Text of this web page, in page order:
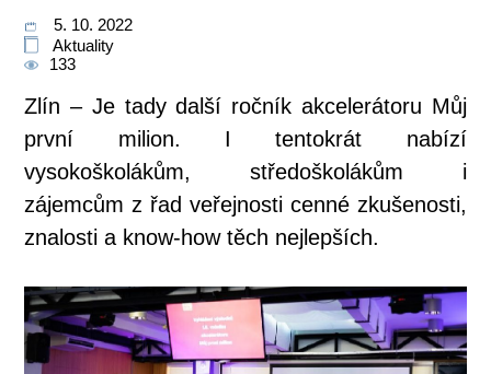
5. 10. 2022
Aktuality
133
Zlín – Je tady další ročník akcelerátoru Můj
první milion. I tentokrát nabízí
vysokoškolákům, středoškolákům i
zájemcům z řad veřejnosti cenné zkušenosti,
znalosti a know-how těch nejlepších.